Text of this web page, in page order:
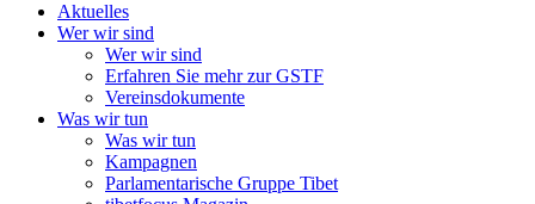
Aktuelles
Wer wir sind
Wer wir sind
Erfahren Sie mehr zur GSTF
Vereinsdokumente
Was wir tun
Was wir tun
Kampagnen
Parlamentarische Gruppe Tibet